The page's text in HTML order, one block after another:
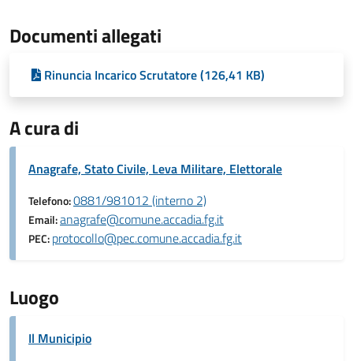
Documenti allegati
Rinuncia Incarico Scrutatore (126,41 KB)
A cura di
Anagrafe, Stato Civile, Leva Militare, Elettorale
Telefono:0881/981012 (interno 2)
Email:anagrafe@comune.accadia.fg.it
PEC:protocollo@pec.comune.accadia.fg.it
Luogo
Il Municipio